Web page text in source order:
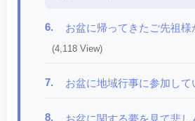
6. お盆に帰ってきたご先祖様
(4,118 View)
7. お盆に地域行事に参加して
8. お盆に関する夢を見て悲し